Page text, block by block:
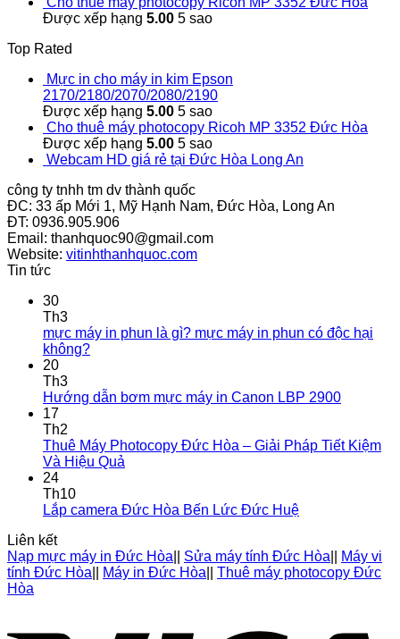
Được xếp hạng 5.00 5 sao
Top Rated
Mực in cho máy in kim Epson
2170/2180/2070/2080/2190
Được xếp hạng 5.00 5 sao
Cho thuê máy photocopy Ricoh MP 3352 Đức Hòa
Được xếp hạng 5.00 5 sao
Webcam HD giá rẻ tại Đức Hòa Long An
công ty tnhh tm dv thành quốc
ĐC: 33 ấp Mới 1, Mỹ Hạnh Nam, Đức Hòa, Long An
ĐT: 0936.905.906
Email: thanhquoc90@gmail.com
Website: vitinhthanhquoc.com
Tin tức
30
Th3
mực máy in phun là gì? mực máy in phun có độc hại
không?
20
Th3
Hướng dẫn bơm mực máy in Canon LBP 2900
17
Th2
Thuê Máy Photocopy Đức Hòa – Giải Pháp Tiết Kiệm
Và Hiệu Quả
24
Th10
Lắp camera Đức Hòa Bến Lức Đức Huệ
Liên kết
Nạp mực máy in Đức Hòa
Sửa máy tính Đức Hòa
Máy vi
tính Đức Hòa
Máy in Đức Hòa
Thuê máy photocopy Đức
Hòa